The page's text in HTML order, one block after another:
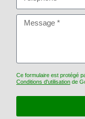
Ce formulaire est protégé
Conditions d'utilisation de